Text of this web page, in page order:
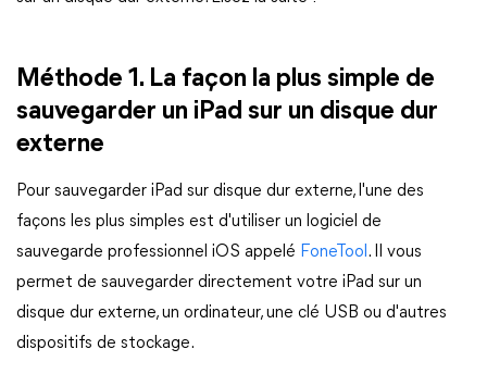
Méthode 1. La façon la plus simple de
sauvegarder un iPad sur un disque dur
externe
Pour sauvegarder iPad sur disque dur externe, l'une des
façons les plus simples est d'utiliser un logiciel de
sauvegarde professionnel iOS appelé FoneTool . Il vous
permet de sauvegarder directement votre iPad sur un
disque dur externe, un ordinateur, une clé USB ou d'autres
dispositifs de stockage.